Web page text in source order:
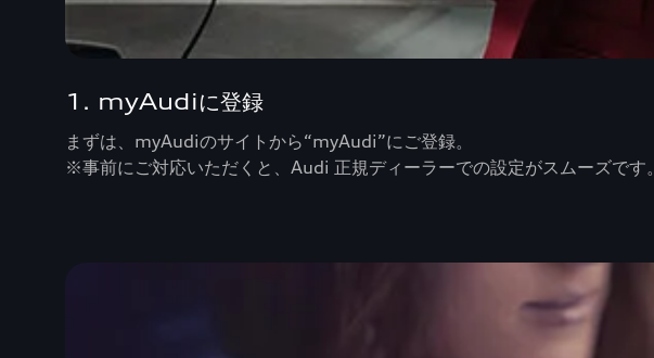
1. myAudiに登録
まずは、myAudiのサイトから“myAudi”にご登録。
※事前にご対応いただくと、Audi 正規ディーラーでの設定がスムーズです。